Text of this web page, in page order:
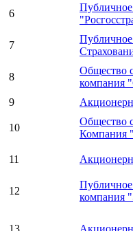
6
7
Публичное
8
Общество
компания
9
10
Общество
Компания
11
12
Публичное
13